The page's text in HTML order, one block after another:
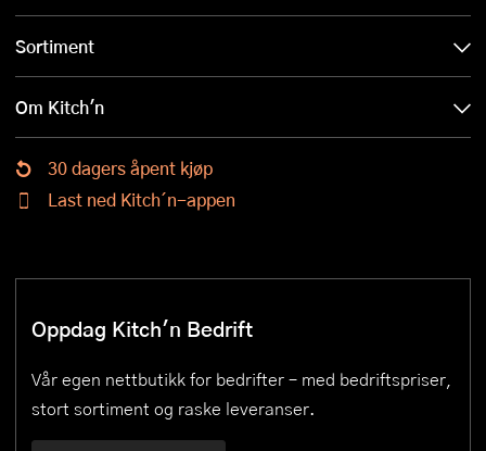
Sortiment
Om Kitch'n
30 dagers åpent kjøp
Last ned Kitch´n-appen
Oppdag Kitch'n Bedrift
Vår egen nettbutikk for bedrifter – med bedriftspriser,
stort sortiment og raske leveranser.